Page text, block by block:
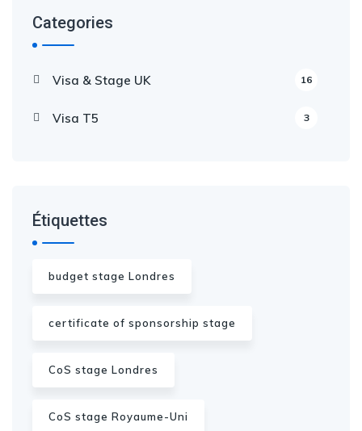
Categories
Visa & Stage UK 16
Visa T5 3
Étiquettes
budget stage Londres
certificate of sponsorship stage
CoS stage Londres
CoS stage Royaume-Uni